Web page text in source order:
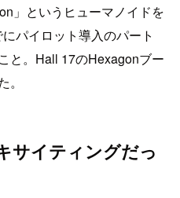
」というヒューマノイドを
パイロット導入のパート
と。Hall 17のHexagonブー
サイティングだっ